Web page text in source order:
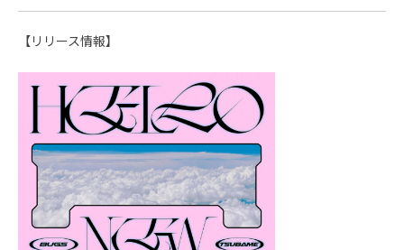
【リリース情報】